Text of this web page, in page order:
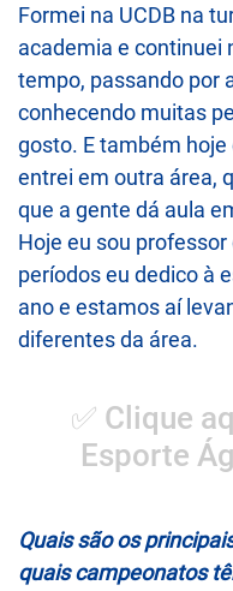
Formei na UCDB na
academia e continuei
tempo, passando por
conhecendo muitas
gosto. E também
entrei em outra área,
que a gente dá aula
Hoje eu sou
períodos eu dedico à
ano e estamos aí
diferentes da área.
✅ Clique
Esporte
Quais são os
quais campeonatos